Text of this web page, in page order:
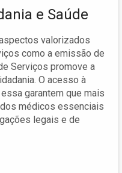
e Saúde
valorizados
como a emissão de
Serviços promove a
O acesso à
garantem que mais
médicos essenciais
legais e de